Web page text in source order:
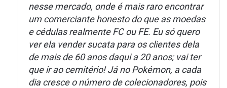
nesse mercado, onde é mais raro encontrar
um comerciante honesto do que as moedas
e cédulas realmente FC ou FE. Eu só quero
ver ela vender sucata para os clientes dela
de mais de 60 anos daqui a 20 anos; vai ter
que ir ao cemitério! Já no Pokémon, a cada
dia cresce o número de colecionadores, pois